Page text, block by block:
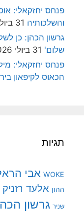
פנחס יחזקאלי:
והשלכותיה 31 ביולי 2026
גרשון הכהן: כן
שלום' 31 ביולי 2026
פנחס יחזקאלי:
הכאוס לקיפאון
תגיות
WOKE אבי
ההון אלעד רזניק
שניר גרשון